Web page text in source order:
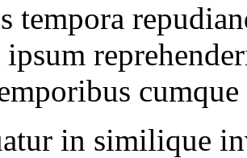
tempora
in similique